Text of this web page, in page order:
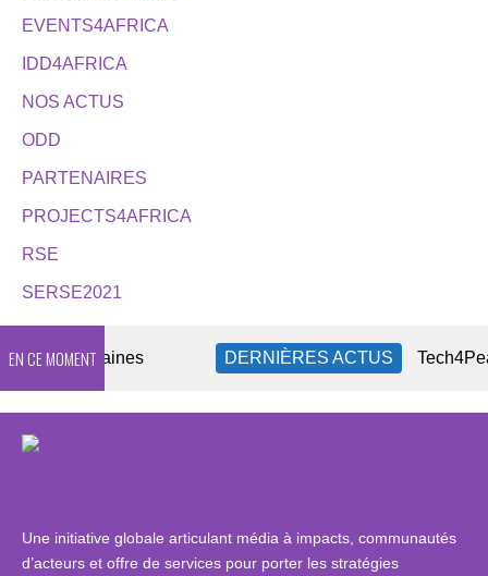
EVENTS4AFRICA
IDD4AFRICA
NOS ACTUS
ODD
PARTENAIRES
PROJECTS4AFRICA
RSE
SERSE2021
EN CE MOMENT
africaines DERNIÈRES ACTUS Tech4Peace,
Une initiative globale articulant média à impacts, communautés
d’acteurs et offre de services pour porter les stratégies